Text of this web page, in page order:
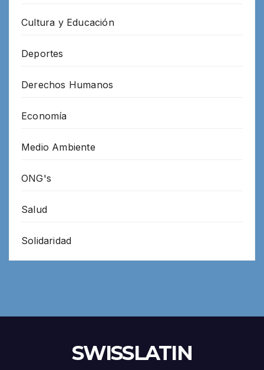
Cultura y Educación
Deportes
Derechos Humanos
Economía
Medio Ambiente
ONG's
Salud
Solidaridad
SWISSLATIN